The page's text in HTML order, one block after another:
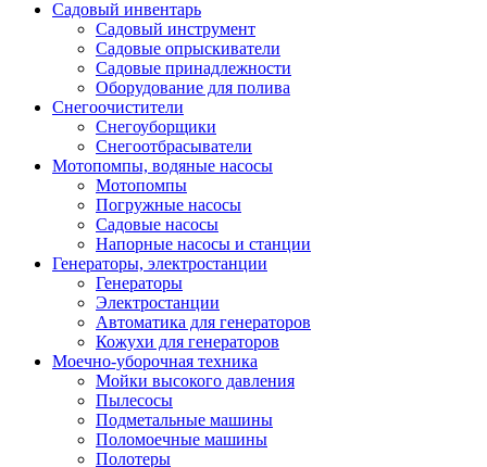
Садовый инвентарь
Садовый инструмент
Садовые опрыскиватели
Садовые принадлежности
Оборудование для полива
Снегоочистители
Снегоуборщики
Снегоотбрасыватели
Мотопомпы, водяные насосы
Мотопомпы
Погружные насосы
Садовые насосы
Напорные насосы и станции
Генераторы, электростанции
Генераторы
Электростанции
Автоматика для генераторов
Кожухи для генераторов
Моечно-уборочная техника
Мойки высокого давления
Пылесосы
Подметальные машины
Поломоечные машины
Полотеры